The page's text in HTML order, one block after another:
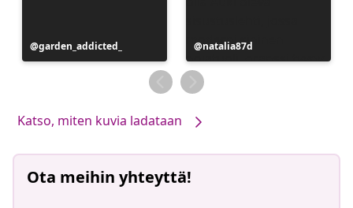
Julkaissut
garden_addicted_ Julkaissut
natalia87d
Katso, miten kuvia ladataan
Ota meihin yhteyttä!